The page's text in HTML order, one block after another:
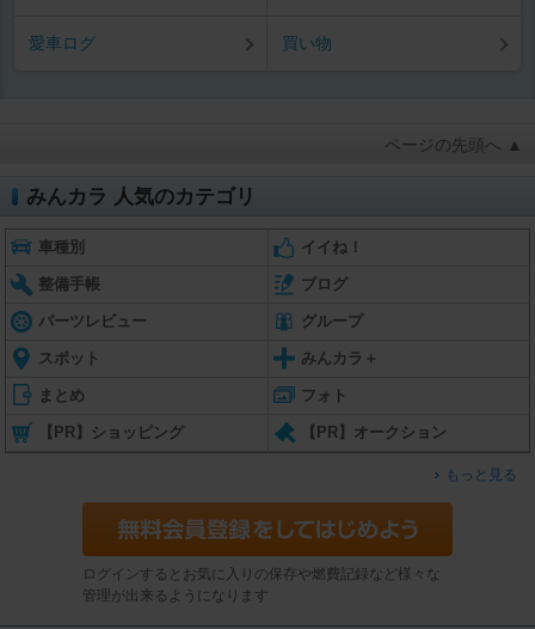
愛車ログ 買い物
ページの先頭へ ▲
みんカラ 人気のカテゴリ
車種別 イイね！
整備手帳 ブログ
パーツレビュー グループ
スポット みんカラ＋
まとめ フォト
【PR】ショッピング 【PR】オークション
もっと見る
ログインするとお気に入りの保存や燃費記録など様々な
管理が出来るようになります